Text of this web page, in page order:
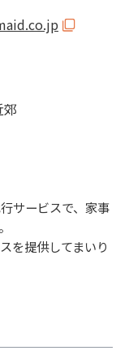
サービスで、家事
を提供してまいり